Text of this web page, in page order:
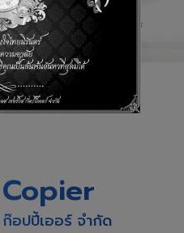
อปปี้เออร์ จำกัด